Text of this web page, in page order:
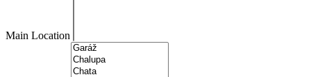
Main Location